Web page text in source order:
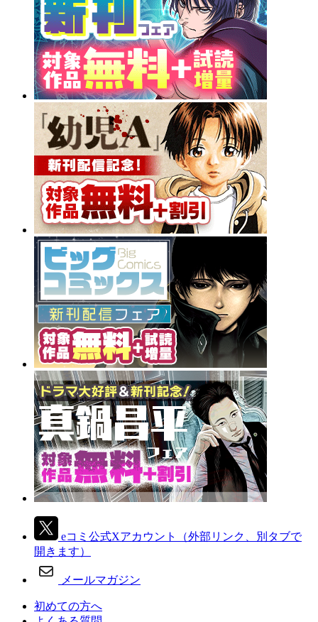
eコミ公式Xアカウント
（外部リンク、別タブで
開きます）
メールマガジン
初めての方へ